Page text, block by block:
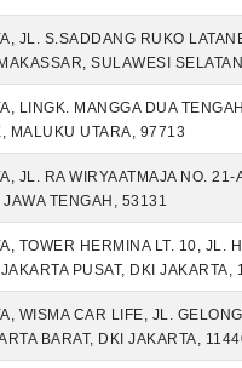
JL. S.SADDANG RUKO
SULAWESI
LINGK. MANGGA DUA
MALUKU UTARA, 97713
JL. RA WIRYAATMAJA NO.
TENGAH, 53131
TOWER HERMINA LT. 10, JL.
PUSAT, DKI JAKARTA,
WISMA CAR LIFE, JL.
BARAT, DKI JAKARTA,